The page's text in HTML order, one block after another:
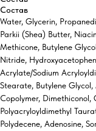
Состав
Water, Glycerin,
Parkii (Shea) Butter,
Methicone, Butylene
Nitride,
Acrylate/Sodium
Stearate, Butylene
Copolymer, Dimethiconol,
Polyacryloyldimethyl
Polydecene, Adenosine,